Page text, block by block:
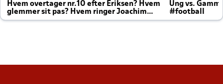
Hvem overtager nr.10 efter Eriksen? Hvem
glemmer sit pas? Hvem ringer Joachim
altid til efter kampe?
Ung vs.
#football